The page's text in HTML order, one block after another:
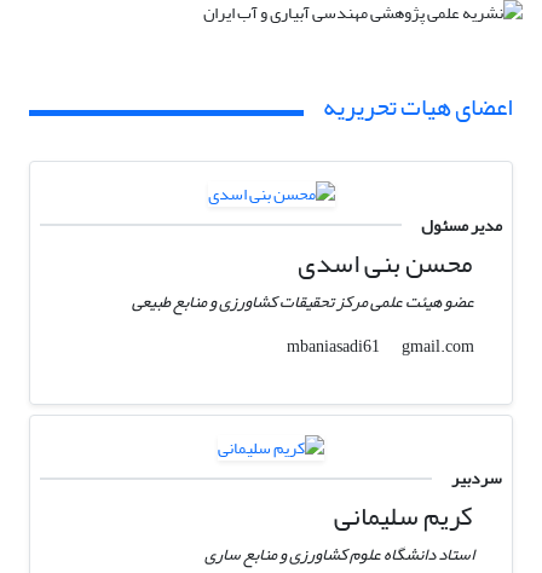
اعضای هیات تحریریه
مدیر مسئول
محسن بنی اسدی
عضو هیئت علمی مرکز تحقیقات کشاورزی و منابع طبیعی
mbaniasadi61
gmail.com
سردبیر
کریم سلیمانی
استاد دانشگاه علوم کشاورزی و منابع ساری